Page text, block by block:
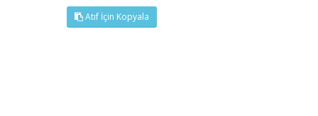
Atıf İçin Kopyala